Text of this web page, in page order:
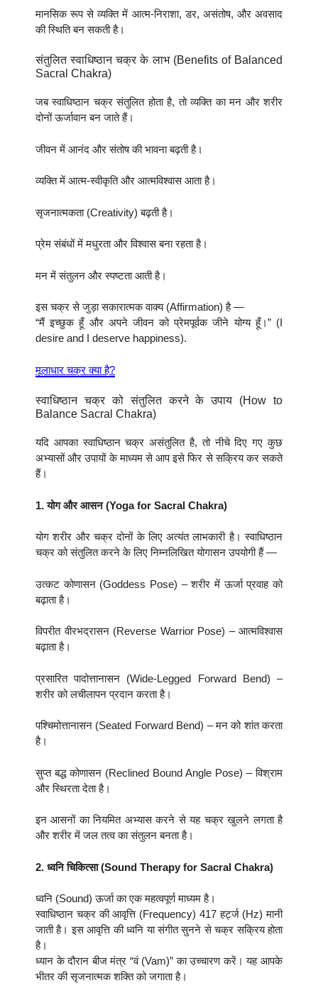
मानसिक रूप से व्यक्ति में आत्म-निराशा, डर, असंतोष, और अवसाद
की स्थिति बन सकती है।
संतुलित स्वाधिष्ठान चक्र के लाभ (Benefits of Balanced
Sacral Chakra)
जब स्वाधिष्ठान चक्र संतुलित होता है, तो व्यक्ति का मन और शरीर
दोनों ऊर्जावान बन जाते हैं।
जीवन में आनंद और संतोष की भावना बढ़ती है।
व्यक्ति में आत्म-स्वीकृति और आत्मविश्वास आता है।
सृजनात्मकता (Creativity) बढ़ती है।
प्रेम संबंधों में मधुरता और विश्वास बना रहता है।
मन में संतुलन और स्पष्टता आती है।
इस चक्र से जुड़ा सकारात्मक वाक्य (Affirmation) है —
“मैं इच्छुक हूँ और अपने जीवन को प्रेमपूर्वक जीने योग्य हूँ।” (I
desire and I deserve happiness).
मूलाधार चक्र क्या है?
स्वाधिष्ठान चक्र को संतुलित करने के उपाय (How to
Balance Sacral Chakra)
यदि आपका स्वाधिष्ठान चक्र असंतुलित है, तो नीचे दिए गए कुछ
अभ्यासों और उपायों के माध्यम से आप इसे फिर से सक्रिय कर सकते
हैं।
1. योग और आसन (Yoga for Sacral Chakra)
योग शरीर और चक्र दोनों के लिए अत्यंत लाभकारी है। स्वाधिष्ठान
चक्र को संतुलित करने के लिए निम्नलिखित योगासन उपयोगी हैं —
उत्कट कोणासन (Goddess Pose) – शरीर में ऊर्जा प्रवाह को
बढ़ाता है।
विपरीत वीरभद्रासन (Reverse Warrior Pose) – आत्मविश्वास
बढ़ाता है।
प्रसारित पादोत्तानासन (Wide-Legged Forward Bend) –
शरीर को लचीलापन प्रदान करता है।
पश्चिमोत्तानासन (Seated Forward Bend) – मन को शांत करता
है।
सुप्त बद्ध कोणासन (Reclined Bound Angle Pose) – विश्राम
और स्थिरता देता है।
इन आसनों का नियमित अभ्यास करने से यह चक्र खुलने लगता है
और शरीर में जल तत्व का संतुलन बनता है।
2. ध्वनि चिकित्सा (Sound Therapy for Sacral Chakra)
ध्वनि (Sound) ऊर्जा का एक महत्वपूर्ण माध्यम है।
स्वाधिष्ठान चक्र की आवृत्ति (Frequency) 417 हर्ट्ज (Hz) मानी
जाती है। इस आवृत्ति की ध्वनि या संगीत सुनने से चक्र सक्रिय होता
है।
ध्यान के दौरान बीज मंत्र “वं (Vam)” का उच्चारण करें। यह आपके
भीतर की सृजनात्मक शक्ति को जगाता है।